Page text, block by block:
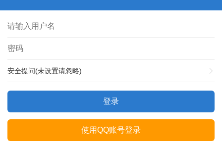
安全提问(未设置请忽略)
登录
使用QQ账号登录